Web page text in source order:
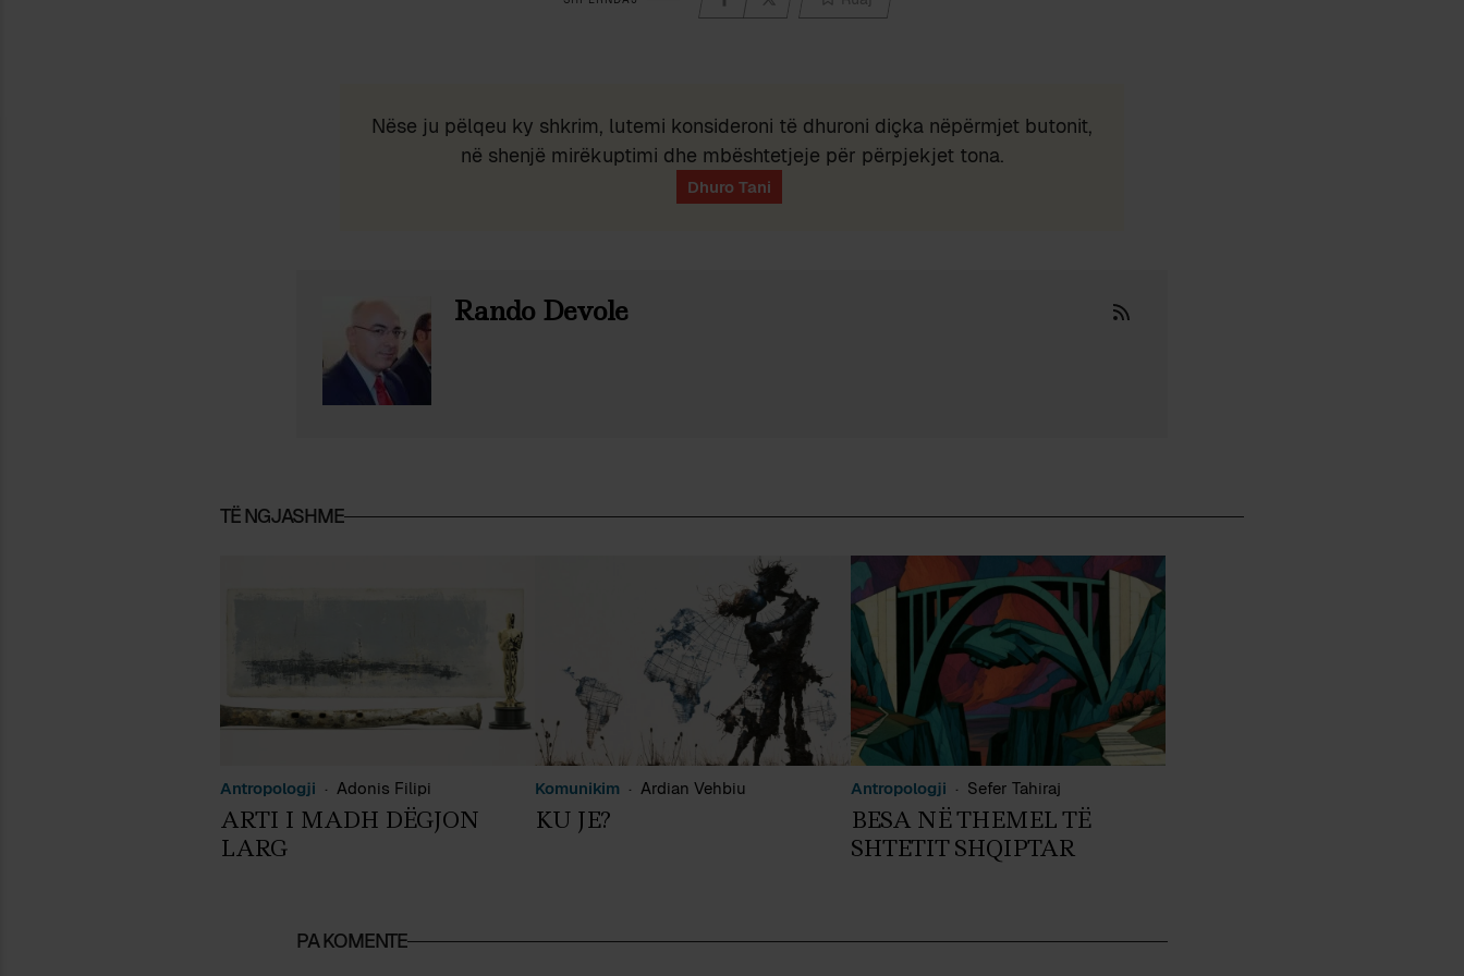
Nëse ju pëlqeu ky shkrim, lutemi konsideroni të dhuroni diçka nëpërmjet butonit,
në shenjë mirëkuptimi dhe mbështetjeje për përpjekjet tona.
Rando Devole
TË NGJASHME
Antropologji Adonis Filipi
ARTI I MADH DËGJON
LARG
Komunikim Ardian Vehbiu
KU JE?
Antropologji Sefer Tahiraj
BESA NË THEMEL TË
SHTETIT SHQIPTAR
PA KOMENTE